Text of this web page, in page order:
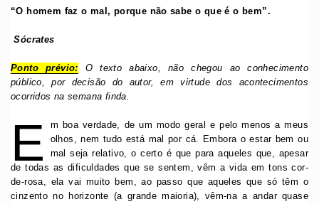
“O homem faz o mal, porque não sabe o que é o bem”.
Sócrates
Ponto prévio:
O texto abaixo, não chegou ao conhecimento
público, por decisão do autor, em virtude dos acontecimentos
ocorridos na semana finda.
E
m boa verdade, de um modo geral e pelo menos a meus
olhos, nem tudo está mal por cá. Embora o estar bem ou
mal seja relativo, o certo é que para aqueles que, apesar
de todas as dificuldades que se sentem, vêm a vida em tons cor-
de-rosa, ela vai muito bem, ao passo que aqueles que só têm o
cinzento no horizonte (a grande maioria), vêm-na a andar quase